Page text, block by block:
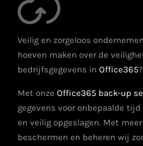
Veilig en zorgeloos
hoeven maken over de
bedrijfsgegevens in Office365?
Met onze Office365 back-up
gegevens voor onbepaalde
en veilig opgeslagen. Met
beschermen en beheren wij